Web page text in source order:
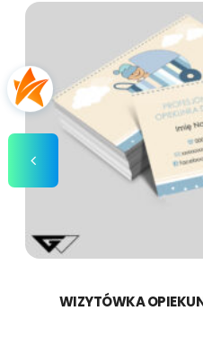
WIZYTÓWKA